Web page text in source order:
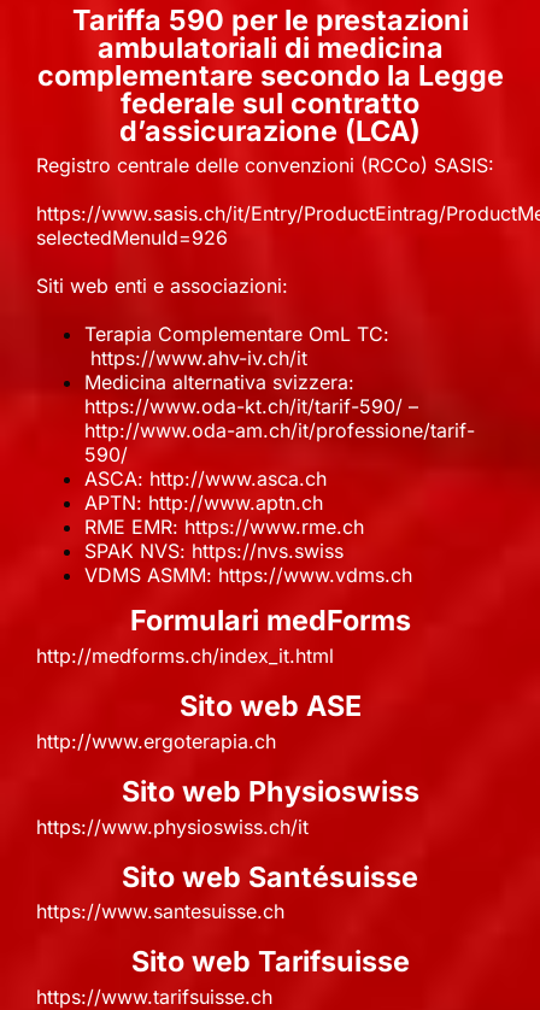
Tariffa 590 per le prestazioni
ambulatoriali di medicina
complementare secondo la Legge
federale sul contratto
d’assicurazione (LCA)
Registro centrale delle convenzioni (RCCo) SASIS:
https://www.sasis.ch/it/Entry/ProductEintrag/
selectedMenuId=926
Siti web enti e associazioni:
Terapia Complementare OmL TC:
https://www.ahv-iv.ch/it
Medicina alternativa svizzera:
https://www.oda-kt.ch/it/tarif-590/–
http://www.oda-am.ch/it/professione/tarif-
590/
ASCA: http://www.asca.ch
APTN: http://www.aptn.ch
RME EMR: https://www.rme.ch
SPAK NVS: https://nvs.swiss
VDMS ASMM: https://www.vdms.ch
Formulari medForms
http://medforms.ch/index_it.html
Sito web ASE
http://www.ergoterapia.ch
Sito web Physioswiss
https://www.physioswiss.ch/it
Sito web Santésuisse
https://www.santesuisse.ch
Sito web Tarifsuisse
https://www.tarifsuisse.ch